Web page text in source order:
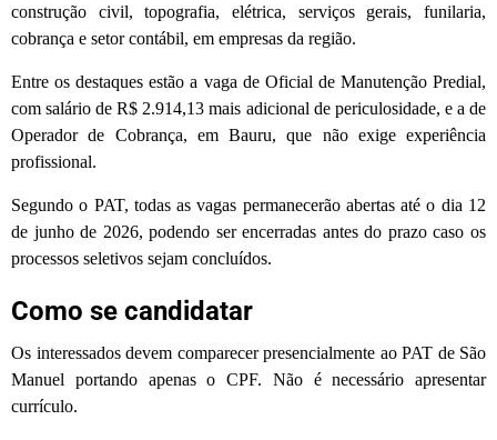
construção civil, topografia, elétrica, serviços gerais, funilaria,
cobrança e setor contábil, em empresas da região.
Entre os destaques estão a vaga de Oficial de Manutenção Predial,
com salário de R$ 2.914,13 mais adicional de periculosidade, e a de
Operador de Cobrança, em Bauru, que não exige experiência
profissional.
Segundo o PAT, todas as vagas permanecerão abertas até o dia 12
de junho de 2026, podendo ser encerradas antes do prazo caso os
processos seletivos sejam concluídos.
Como se candidatar
Os interessados devem comparecer presencialmente ao PAT de São
Manuel portando apenas o CPF. Não é necessário apresentar
currículo.